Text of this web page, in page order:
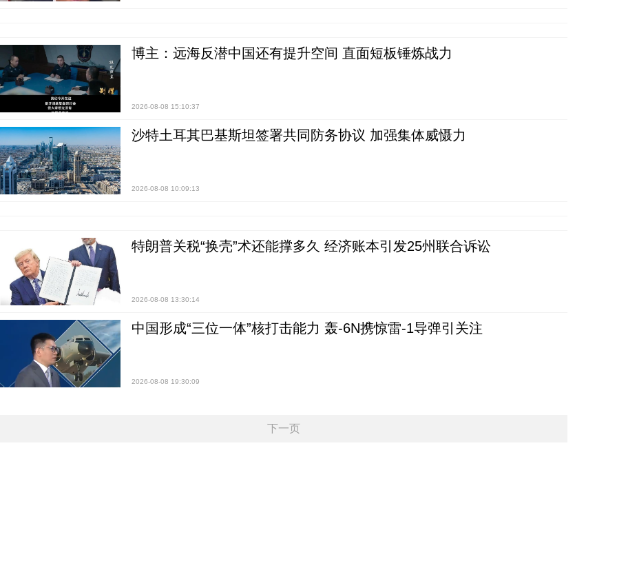
博主：远海反潜中国还有提升空间 直面短板锤炼战力
2026-08-08 15:10:37
沙特土耳其巴基斯坦签署共同防务协议 加强集体威慑力
2026-08-08 10:09:13
特朗普关税“换壳”术还能撑多久 经济账本引发25州联合诉讼
2026-08-08 13:30:14
中国形成“三位一体”核打击能力 轰-6N携惊雷-1导弹引关注
2026-08-08 19:30:09
下一页